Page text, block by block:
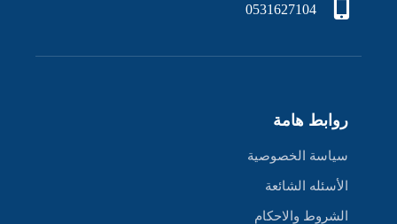
0531627104
روابط هامة
سياسة الخصوصية
الأسئله الشائعة
الشروط والاحكام